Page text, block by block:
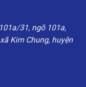
31, ngõ 101a,
Kim Chung, huyện